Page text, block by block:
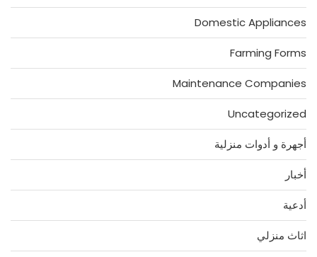
Domestic Appliances
Farming Forms
Maintenance Companies
Uncategorized
أجهرة و أدوات منزلية
أخبار
أدعية
اثاث منزلي